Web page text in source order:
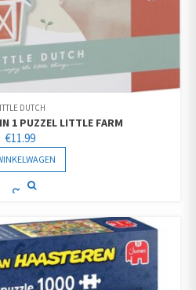
DUTCH
1 PUZZEL LITTLE FARM
€11.99